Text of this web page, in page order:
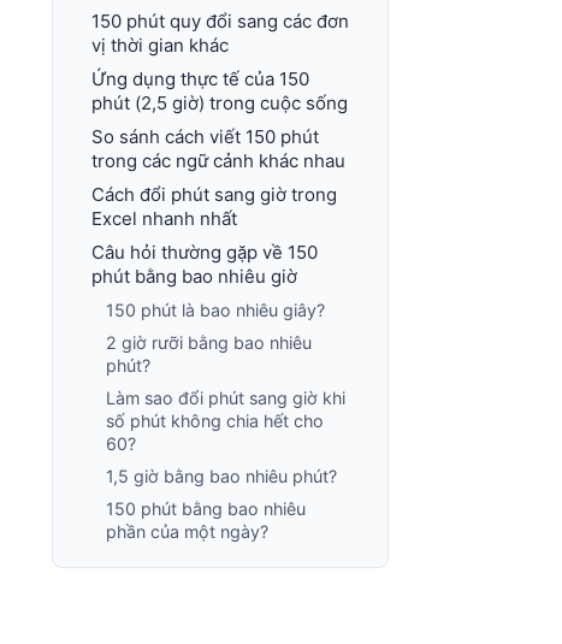
150 phút quy đổi sang các đơn
vị thời gian khác
Ứng dụng thực tế của 150
phút (2,5 giờ) trong cuộc sống
So sánh cách viết 150 phút
trong các ngữ cảnh khác nhau
Cách đổi phút sang giờ trong
Excel nhanh nhất
Câu hỏi thường gặp về 150
phút bằng bao nhiêu giờ
150 phút là bao nhiêu giây?
2 giờ rưỡi bằng bao nhiêu
phút?
Làm sao đổi phút sang giờ khi
số phút không chia hết cho
60?
1,5 giờ bằng bao nhiêu phút?
150 phút bằng bao nhiêu
phần của một ngày?